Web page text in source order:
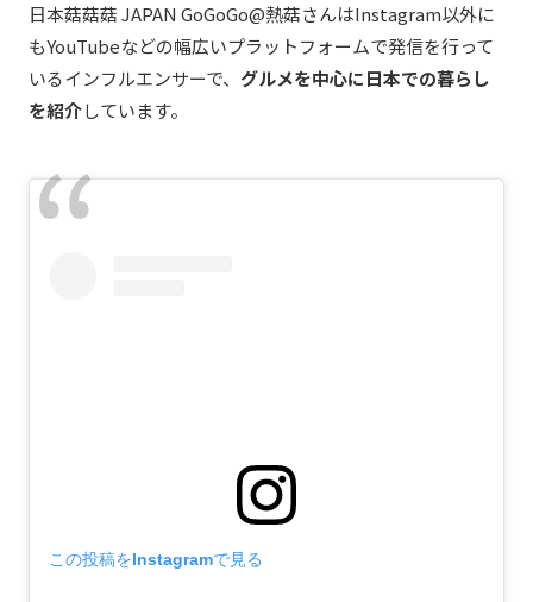
日本菇菇菇 JAPAN GoGoGo@熱菇さんはInstagram以外に
もYouTubeなどの幅広いプラットフォームで発信を行って
いるインフルエンサーで、 グルメを中心に日本での暮らし
を紹介しています。
この投稿をInstagramで見る